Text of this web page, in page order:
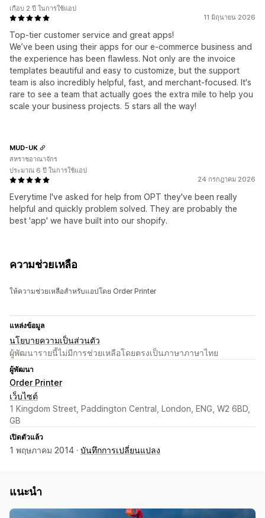
11 มิถุนายน 2026
Top-tier customer service and great apps!
We’ve been using their apps for our e-commerce business and
the experience has been flawless. Not only are the invoice
templates beautiful and easy to customize, but the support
team is also incredibly helpful, fast, and merchant-focused. It's
rare to see a team that actually goes the extra mile to help you
scale your business projects. 5 stars all the way!
เกือบ 2 ปี ในการใช้แอป
24 กรกฎาคม 2026
Everytime I've asked for help from OPT they've been really
helpful and quickly problem solved. They are probably the
best 'app' we have built into our shopify.
MUD-UK
สหราชอาณาจักร
ประมาณ 6 ปี ในการใช้แอป
ความช่วยเหลือ
ให้ความช่วยเหลือสำหรับแอปโดย Order Printer
แหล่งข้อมูล
นโยบายความเป็นส่วนตัว
ผู้พัฒนารายนี้ไม่มีการช่วยเหลือโดยตรงเป็นภาษาภาษาไทย
ผู้พัฒนา
Order Printer
เว็บไซต์
1 Kingdom Street, Paddington Central, London, ENG, W2 6BD,
GB
เปิดตัวแล้ว
1 พฤษภาคม 2014 · บันทึกการเปลี่ยนแปลง
แนะนำ